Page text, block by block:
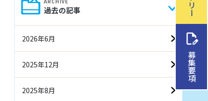
募集要項
過去の記事
2026年6月
2025年12月
2025年8月